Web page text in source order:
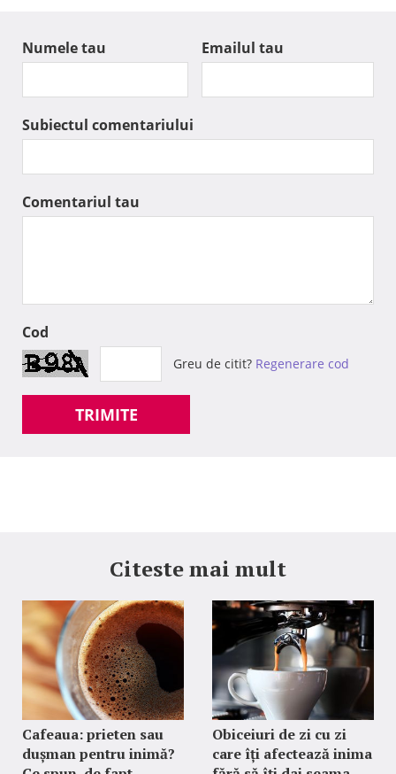
Numele tau Emailul tau
Subiectul comentariului
Comentariul tau
Cod
Greu de citit? Regenerare cod
TRIMITE
Citeste mai mult
Cafeaua: prieten sau
dușman pentru inimă?
Obiceiuri de zi cu zi
care îți afectează inima